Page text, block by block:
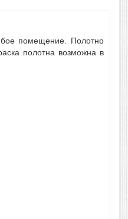
помещение. Полотно
полотна возможна в